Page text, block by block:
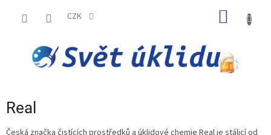
CZK
Real
Česká značka čistících prostředků a úklidové chemie Real je stálicí od